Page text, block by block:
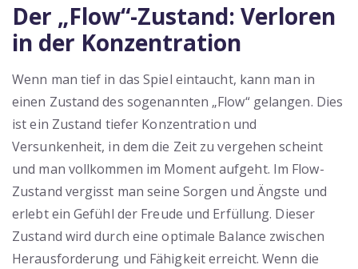
Der „Flow“-Zustand: Verloren
in der Konzentration
Wenn man tief in das Spiel eintaucht, kann man in
einen Zustand des sogenannten „Flow“ gelangen. Dies
ist ein Zustand tiefer Konzentration und
Versunkenheit, in dem die Zeit zu vergehen scheint
und man vollkommen im Moment aufgeht. Im Flow-
Zustand vergisst man seine Sorgen und Ängste und
erlebt ein Gefühl der Freude und Erfüllung. Dieser
Zustand wird durch eine optimale Balance zwischen
Herausforderung und Fähigkeit erreicht. Wenn die